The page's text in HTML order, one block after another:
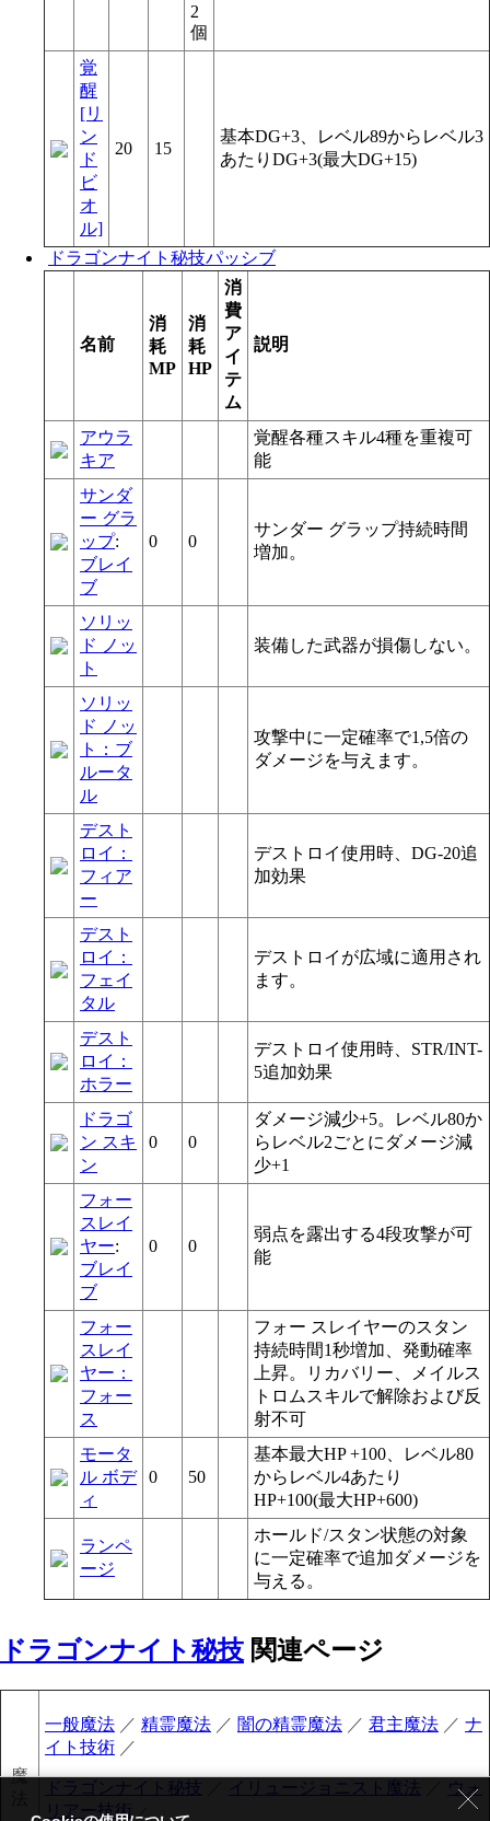
2
個
覚
醒
[リ
ン
ド
ビ
オ
ル]
20 15
基本DG+3、レベル89からレベル3
あたりDG+3(最大DG+15)
ドラゴンナイト秘技パッシブ
名前
消
耗
MP
消
耗
HP
消
費
ア
イ
テ
ム
説明
アウラ
キア
覚醒各種スキル4種を重複可
能
サンダ
ー グラ
ップ:
ブレイ
ブ
0 0
サンダー グラップ持続時間
増加。
ソリッ
ド ノッ
ト
装備した武器が損傷しない。
ソリッ
ド ノッ
ト：ブ
ルータ
ル
攻撃中に一定確率で1,5倍の
ダメージを与えます。
デスト
ロイ：
フィア
ー
デストロイ使用時、DG-20追
加効果
デスト
ロイ：
フェイ
タル
デストロイが広域に適用され
ます。
デスト
ロイ：
ホラー
デストロイ使用時、STR/INT-
5追加効果
ドラゴ
ン スキ
ン
0 0
ダメージ減少+5。レベル80か
らレベル2ごとにダメージ減
少+1
フォー
スレイ
ヤー:
ブレイ
ブ
0 0
弱点を露出する4段攻撃が可
能
フォー
スレイ
ヤー：
フォー
ス
フォー スレイヤーのスタン
持続時間1秒増加、発動確率
上昇。リカバリー、メイルス
トロムスキルで解除および反
射不可
モータ
ル ボデ
ィ
0 50
基本最大HP +100、レベル80
からレベル4あたり
HP+100(最大HP+600)
ランペ
ージ
ホールド/スタン状態の対象
に一定確率で追加ダメージを
与える。
ドラゴンナイト秘技 関連ページ
魔
一般魔法 ／ 精霊魔法 ／ 闇の精霊魔法 ／ 君主魔法 ／ ナ
イト技術 ／
ドラゴンナイト秘技 イリュージョニスト魔法
ウォ
リアー技術